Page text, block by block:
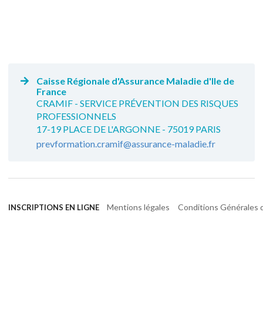
Caisse Régionale d'Assurance Maladie d'Ile de
France
CRAMIF - SERVICE PRÉVENTION DES RISQUES
PROFESSIONNELS
17-19 PLACE DE L'ARGONNE - 75019 PARIS
prevformation.cramif@assurance-maladie.fr
INSCRIPTIONS EN LIGNE Mentions légales Conditions Générales